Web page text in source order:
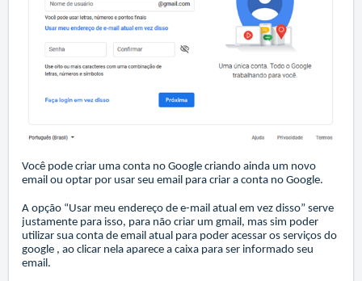
Você pode criar uma conta no Google criando ainda um novo
email ou optar por usar seu email para criar a conta no Google.
A opção “Usar meu endereço de e-mail atual em vez disso” serve
justamente para isso, para não criar um gmail, mas sim poder
utilizar sua conta de email atual para poder acessar os serviços do
google , ao clicar nela aparece a caixa para ser informado seu
email.